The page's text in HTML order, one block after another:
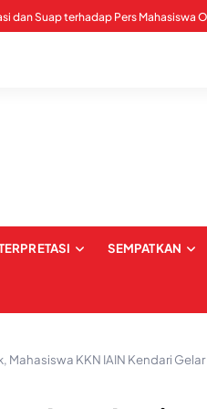
Kuarsit, Siap Tempuh Jalur Hukum
SEMPATKAN
Mahasiswa KKN IAIN Kendari Gelar